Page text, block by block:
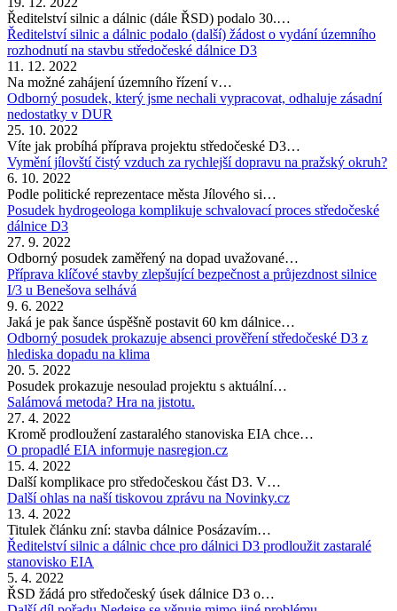
Ředitelství silnic a dálnic (dále ŘSD) podalo 30.…
Ředitelství silnic a dálnic podalo (další) žádost o vydání územního
rozhodnutí na stavbu středočeské dálnice D3
11. 12. 2022
Na možné zahájení územního řízení v…
Odborný posudek, který jsme nechali vypracovat, odhaluje zásadní
nedostatky v DUR
25. 10. 2022
Víte jak probíhá příprava projektu středočeské D3…
Vymění jílovští čistý vzduch za rychlejší dopravu na pražský okruh?
6. 10. 2022
Podle politické reprezentace města Jílového si…
Posudek hydrogeologa komplikuje schvalovací proces středočeské
dálnice D3
27. 9. 2022
Odborný posudek zaměřený na dopad uvažované…
Příprava klíčové stavby zlepšující bezpečnost a průjezdnost silnice
I/3 u Benešova selhává
9. 6. 2022
Jaká je pak šance úspěšně postavit 60 km dálnice…
Odborný posudek prokazuje absenci prověření středočeské D3 z
hlediska dopadu na klima
20. 5. 2022
Posudek prokazuje nesoulad projektu s aktuální…
Salámová metoda? Hra na jistotu.
27. 4. 2022
Kromě prodloužení zastaralého stanoviska EIA chce…
O propadlé EIA informuje nasregion.cz
15. 4. 2022
Další komplikace pro středočeskou část D3. V…
Další ohlas na naší tiskovou zprávu na Novinky.cz
13. 4. 2022
Titulek článku zní: stavba dálnice Posázavím…
Ředitelství silnic a dálnic chce pro dálnici D3 prodloužit zastaralé
stanovisko EIA
5. 4. 2022
ŘSD žádá pro středočeský úsek dálnice D3 o…